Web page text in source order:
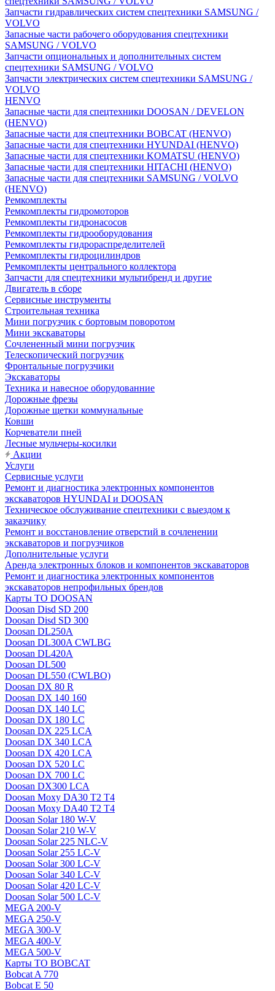
Запчасти гидравлических систем спецтехники SAMSUNG /
VOLVO
Запасные части рабочего оборудования спецтехники
SAMSUNG / VOLVO
Запчасти опциональных и дополнительных систем
спецтехники SAMSUNG / VOLVO
Запчасти электрических систем спецтехники SAMSUNG /
VOLVO
HENVO
Запасные части для спецтехники DOOSAN / DEVELON
(HENVO)
Запасные части для спецтехники BOBCAT (HENVO)
Запасные части для спецтехники HYUNDAI (HENVO)
Запасные части для спецтехники KOMATSU (HENVO)
Запасные части для спецтехники HITACHI (HENVO)
Запасные части для спецтехники SAMSUNG / VOLVO
(HENVO)
Ремкомплекты
Ремкомплекты гидромоторов
Ремкомплекты гидронасосов
Ремкомплекты гидрооборудования
Ремкомплекты гидрораспределителей
Ремкомплекты гидроцилиндров
Ремкомплекты центрального коллектора
Запчасти для спецтехники мультибренд и другие
Двигатель в сборе
Сервисные инструменты
Строительная техника
Мини погрузчик с бортовым поворотом
Мини экскаваторы
Сочлененный мини погрузчик
Телескопический погрузчик
Фронтальные погрузчики
Экскаваторы
Техника и навесное оборудованние
Дорожные фрезы
Дорожные щетки коммунальные
Ковши
Корчеватели пней
Лесные мульчеры-косилки
Акции
Услуги
Сервисные услуги
Ремонт и диагностика электронных компонентов
экскаваторов HYUNDAI и DOOSAN
Техническое обслуживание спецтехники с выездом к
заказчику
Ремонт и восстановление отверстий в сочленении
экскаваторов и погрузчиков
Дополнительные услуги
Аренда электронных блоков и компонентов экскаваторов
Ремонт и диагностика электронных компонентов
экскаваторов непрофильных брендов
Карты ТО DOOSAN
Doosan Disd SD 200
Doosan Disd SD 300
Doosan DL250A
Doosan DL300A CWLBG
Doosan DL420A
Doosan DL500
Doosan DL550 (CWLBO)
Doosan DX 80 R
Doosan DX 140 160
Doosan DX 140 LC
Doosan DX 180 LC
Doosan DX 225 LCA
Doosan DX 340 LCA
Doosan DX 420 LCA
Doosan DX 520 LC
Doosan DX 700 LC
Doosan DX300 LCA
Doosan Moxy DA30 T2 T4
Doosan Moxy DA40 T2 T4
Doosan Solar 180 W-V
Doosan Solar 210 W-V
Doosan Solar 225 NLC-V
Doosan Solar 255 LC-V
Doosan Solar 300 LC-V
Doosan Solar 340 LC-V
Doosan Solar 420 LC-V
Doosan Solar 500 LC-V
MEGA 200-V
MEGA 250-V
MEGA 300-V
MEGA 400-V
MEGA 500-V
Карты ТО BOBCAT
Bobcat A 770
Bobcat E 50